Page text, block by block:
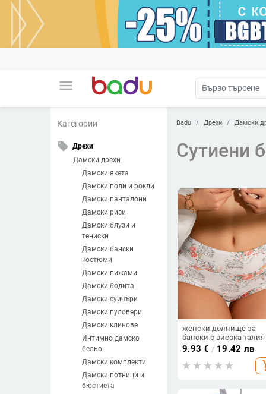
menu
Категории
local_offer Дрехи
Дамски дрехи
Дамски якета
Дамски поли и рокли
Дамски панталони
Дамски ризи
Дамски блузи и
тениски
Дамски бански
костюми
Дамски пижами
Дамски бодита
Дамски суичъри
Дамски пуловери
Дамски клинове
Интимно дамско
бельо
Дамски комплекти
Дамски потници и
бюстиета
Badu Дрехи Дамски
Сутиени
женски долнище за
бански с висока талия
контрол на корема,
триъгълна кройка,
принт, цветни
9.93 € / 19.42 лв